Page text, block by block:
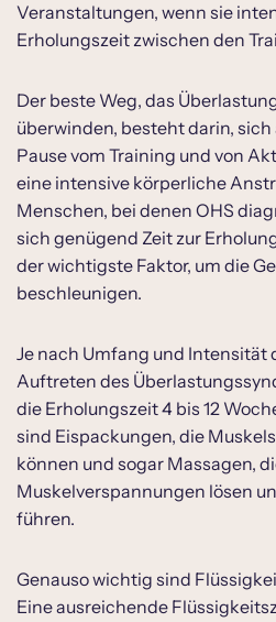
Veranstaltungen, wenn sie
Erholungszeit zwischen den
Der beste Weg, das
überwinden, besteht darin,
Pause vom Training und von
eine intensive körperliche
Menschen, bei denen OHS
sich genügend Zeit zur
der wichtigste Faktor, um die
beschleunigen.
Je nach Umfang und Intensität
Auftreten des
die Erholungszeit 4 bis 12
sind Eispackungen, die
können und sogar Massagen,
Muskelverspannungen lösen
führen.
Genauso wichtig sind
Eine ausreichende